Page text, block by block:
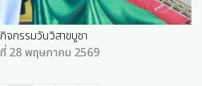
กิจกรรมวันวิสาขบูชา
28 พฤษภาคม 2569